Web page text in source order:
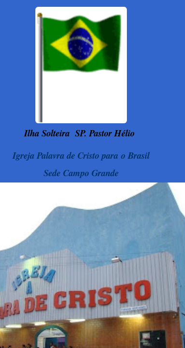
Ilha Solteira SP. Pastor Hélio
Igreja Palavra de Cristo para o Brasil
Sede Campo Grande